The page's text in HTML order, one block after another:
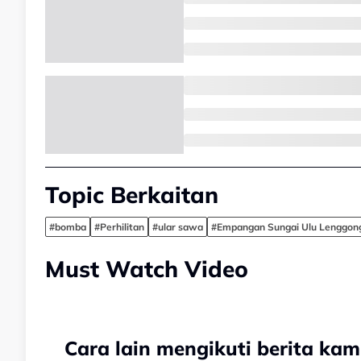
Topic Berkaitan
#bomba #Perhilitan #ular sawa #Empangan Sungai Ulu
Must Watch Video
Cara lain mengikuti berita